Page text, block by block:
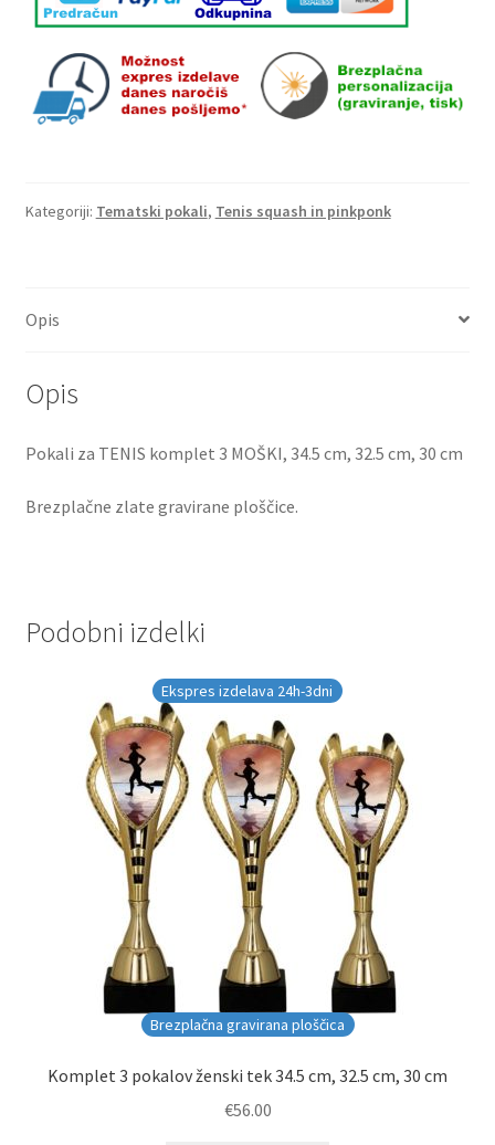
34.5
32.5
cm,
30
Kategoriji: Tematski pokali, Tenis squash in pinkponk
Opis
Opis
Pokali za TENIS komplet 3 MOŠKI, 34.5 cm, 32.5 cm, 30 cm
Brezplačne zlate gravirane ploščice.
Podobni izdelki
Brezplačna gravirana ploščica
Ekspres izdelava 24h-3dni
Komplet 3 pokalov ženski tek 34.5 cm, 32.5 cm, 30 cm
€56.00